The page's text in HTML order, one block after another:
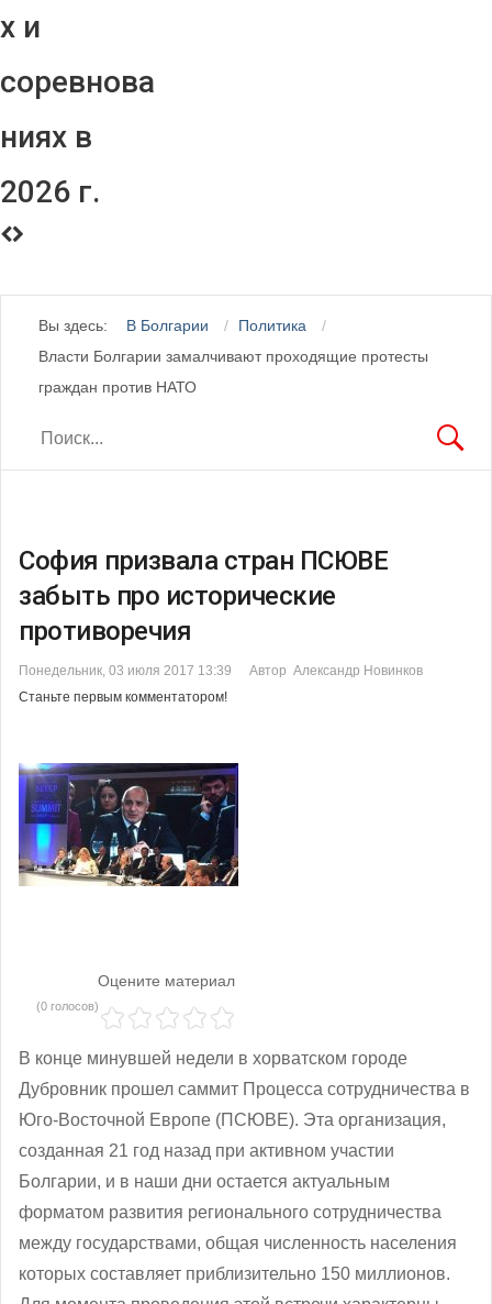
х и
соревнова
ниях в
2026 г.
Вы здесь: В Болгарии
Политика
Власти Болгарии замалчивают проходящие протесты
граждан против НАТО
София призвала стран ПСЮВЕ
забыть про исторические
противоречия
Понедельник, 03 июля 2017 13:39
Автор Александр Новинков
Станьте первым комментатором!
Оцените материал
(0 голосов)
В конце минувшей недели в хорватском городе
Дубровник прошел саммит Процесса сотрудничества в
Юго-Восточной Европе (ПСЮВЕ). Эта организация,
созданная 21 год назад при активном участии
Болгарии, и в наши дни остается актуальным
форматом развития регионального сотрудничества
между государствами, общая численность населения
которых составляет приблизительно 150 миллионов.